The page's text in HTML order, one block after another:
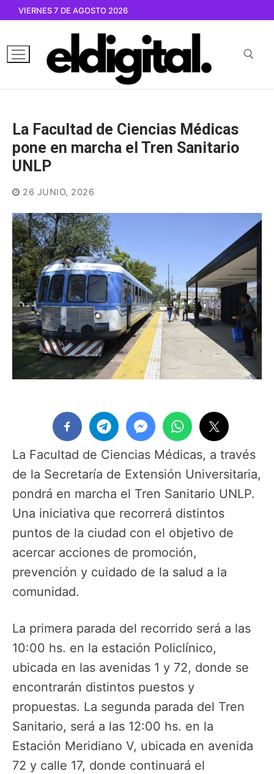
contenido
VIERNES 7 DE AGOSTO 2026
La Facultad de Ciencias Médicas
pone en marcha el Tren Sanitario
UNLP
26 JUNIO, 2026
La Facultad de Ciencias Médicas, a través
de la Secretaría de Extensión Universitaria,
pondrá en marcha el Tren Sanitario UNLP.
Una iniciativa que recorrerá distintos
puntos de la ciudad con el objetivo de
acercar acciones de promoción,
prevención y cuidado de la salud a la
comunidad.
La primera parada del recorrido será a las
10:00 hs. en la estación Policlínico,
ubicada en las avenidas 1 y 72, donde se
encontrarán distintos puestos y
propuestas. La segunda parada del Tren
Sanitario, será a las 12:00 hs. en la
Estación Meridiano V, ubicada en avenida
72 y calle 17, donde continuará el